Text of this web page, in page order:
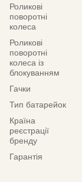
Роликові
поворотні
колеса
Роликові
поворотні
колеса із
блокуванням
Гачки
Тип батарейок
Країна
реєстрації
бренду
Гарантія